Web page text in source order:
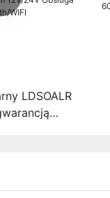
LDSOALR